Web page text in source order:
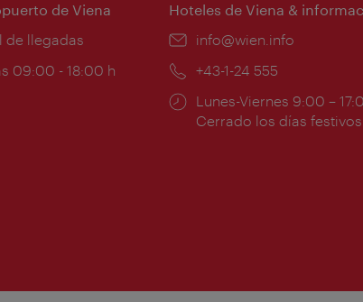
de Viena
de llegadas
09:00 - 18:00 h
Hoteles de Viena &
e-
info@wien.info
Teléfono:
+43-1-24 555
Horarios
de
Lunes-Viernes 9:00 –
Cerrado los días festivos